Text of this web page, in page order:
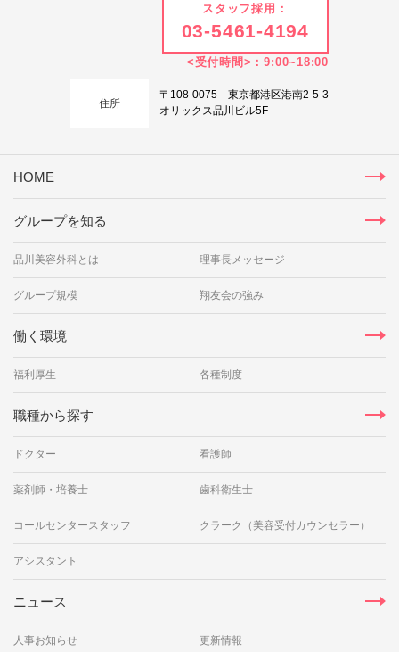
スタッフ採用：
03-5461-4194
<受付時間>：9:00~18:00
住所
〒108-0075 東京都港区港南2-5-3
オリックス品川ビル5F
HOME
グループを知る
品川美容外科とは 理事長メッセージ
グループ規模 翔友会の強み
働く環境
福利厚生 各種制度
職種から探す
ドクター 看護師
薬剤師・培養士 歯科衛生士
コールセンタースタッフ クラーク（美容受付カウンセラー）
アシスタント
ニュース
人事お知らせ 更新情報